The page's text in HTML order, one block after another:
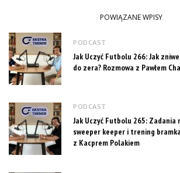
POWIĄZANE WPISY
PODCAST
Jak Uczyć Futbolu 266: Jak
do zera? Rozmowa z Pawłem
PODCAST
Jak Uczyć Futbolu 265: Zadania
sweeper keeper i trening
z Kacprem Polakiem